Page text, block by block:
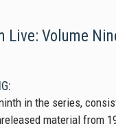
Live: Volume
in the series,
material from